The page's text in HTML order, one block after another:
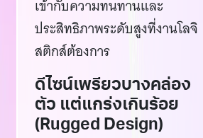
เข้ากับความทนทานและ
ประสิทธิภาพระดับสูงที่งานโลจิ
สติกส์ต้องการ
ดีไซน์เพรียวบางคล่อง
ตัว แต่แกร่งเกินร้อย
(Rugged Design)